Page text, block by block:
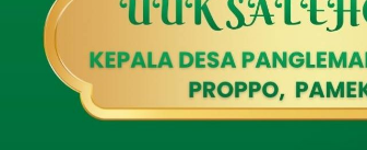
Pembangunan RTLH
Audiensi Tak Ditemui,
GMB Pertanyakan
Pelayanan Publik BC
Madura